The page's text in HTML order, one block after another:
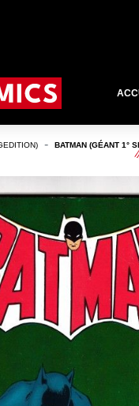
BATMAN (GÉANT 1°